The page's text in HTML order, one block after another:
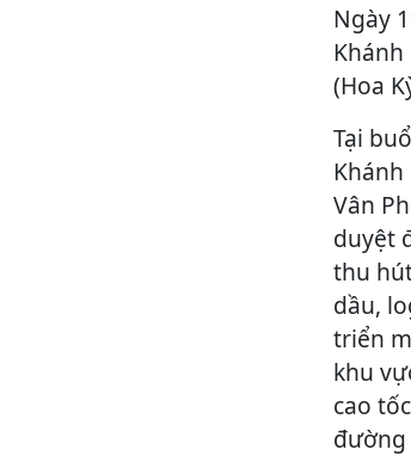
Ngày
(Hoa
Tại
Vân
duyệt
thu
dầu,
triển
khu
cao
đường